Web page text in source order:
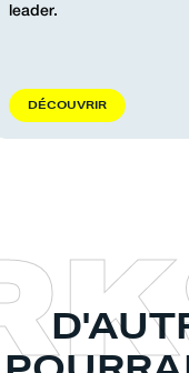
leader.
DÉCOUVRIR
K